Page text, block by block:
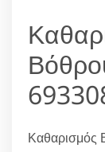
Καθαρισμός